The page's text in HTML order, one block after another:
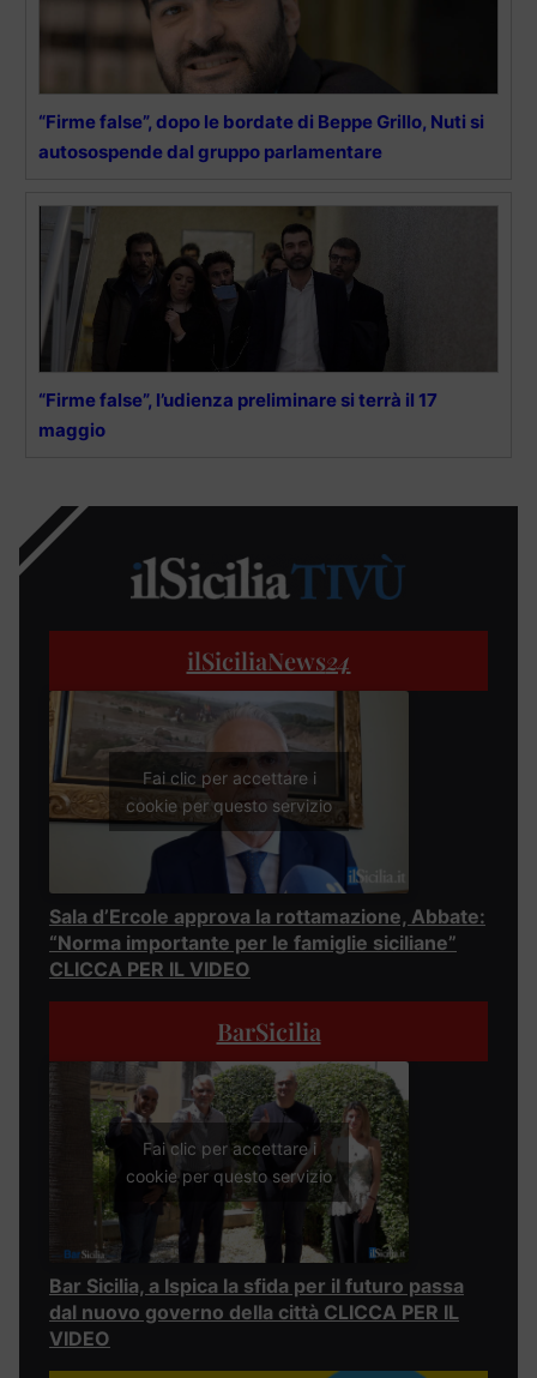
“Firme false”, dopo le bordate di Beppe Grillo, Nuti si
autosospende dal gruppo parlamentare
“Firme false”, l’udienza preliminare si terrà il 17
maggio
ilSiciliaNews24
Fai clic per accettare i
cookie per questo servizio
Sala d’Ercole approva la rottamazione, Abbate:
“Norma importante per le famiglie siciliane”
CLICCA PER IL VIDEO
BarSicilia
Fai clic per accettare i
cookie per questo servizio
Bar Sicilia, a Ispica la sfida per il futuro passa
dal nuovo governo della città CLICCA PER IL
VIDEO